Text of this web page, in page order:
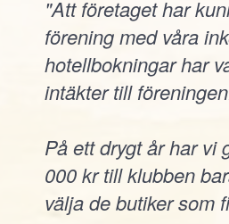
"Att företaget har
förening med våra
hotellbokningar har
intäkter till
På ett drygt år har vi
000 kr till klubben
välja de butiker som